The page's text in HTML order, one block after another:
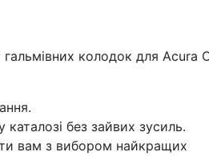
колодок для Acura
без зайвих зусиль.
вам з вибором найкращих